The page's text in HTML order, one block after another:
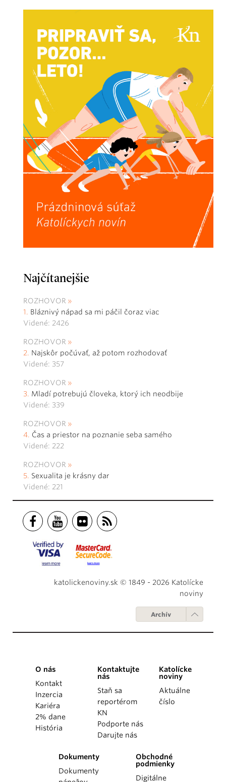
Najčítanejšie
ROZHOVOR
Bláznivý nápad sa mi páčil čoraz viac
Videné: 2426
ROZHOVOR
Najskôr počúvať, až potom rozhodovať
Videné: 357
ROZHOVOR
Mladí potrebujú človeka, ktorý ich neodbije
Videné: 339
ROZHOVOR
Čas a priestor na poznanie seba samého
Videné: 222
ROZHOVOR
Sexualita je krásny dar
Videné: 221
katolickenoviny.sk © 1849 - 2026 Katolícke
noviny
Archív
O nás
Kontakt
Inzercia
Kariéra
2% dane
História
Kontaktujte
nás
Staň sa
reportérom
KN
Podporte nás
Darujte nás
Katolícke
noviny
Aktuálne
číslo
Dokumenty
Dokumenty
Obchodné
podmienky
Digitálne